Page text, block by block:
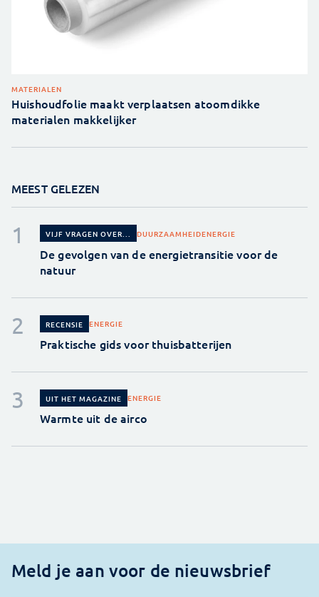
MATERIALEN
Huishoudfolie maakt verplaatsen atoomdikke
materialen makkelijker
MEEST GELEZEN
VIJF VRAGEN OVER... DUURZAAMHEIDENERGIE
De gevolgen van de energietransitie voor de
natuur
RECENSIE ENERGIE
Praktische gids voor thuisbatterijen
UIT HET MAGAZINE ENERGIE
Warmte uit de airco
Meld je aan voor de nieuwsbrief